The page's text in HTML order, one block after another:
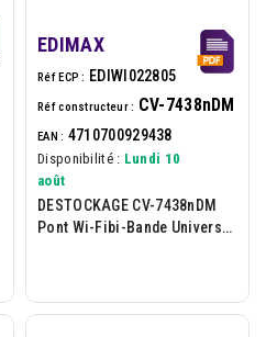
EDIMAX
Réf ECP : EDIWI022805
Réf constructeur : CV-7438nDM
EAN : 4710700929438
Disponibilité : Lundi 10
août
DESTOCKAGE CV-7438nDM
Pont Wi-Fibi-Bande Universel